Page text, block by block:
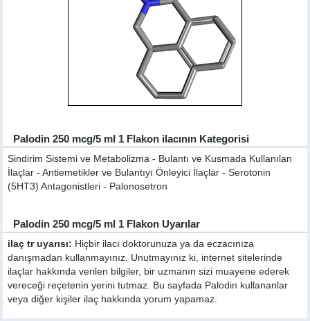
Palodin 250 mcg/5 ml 1 Flakon ilacının Kategorisi
Sindirim Sistemi ve Metabolizma - Bulantı ve Kusmada Kullanılan
İlaçlar - Antiemetikler ve Bulantıyı Önleyici İlaçlar - Serotonin
(5HT3) Antagonistleri - Palonosetron
Palodin 250 mcg/5 ml 1 Flakon Uyarılar
ilaç tr uyarısı: Hiçbir ilacı doktorunuza ya da eczacınıza
danışmadan kullanmayınız. Unutmayınız ki, internet sitelerinde
ilaçlar hakkında verilen bilgiler, bir uzmanın sizi muayene ederek
vereceği reçetenin yerini tutmaz. Bu sayfada Palodin kullananlar
veya diğer kişiler ilaç hakkında yorum yapamaz.